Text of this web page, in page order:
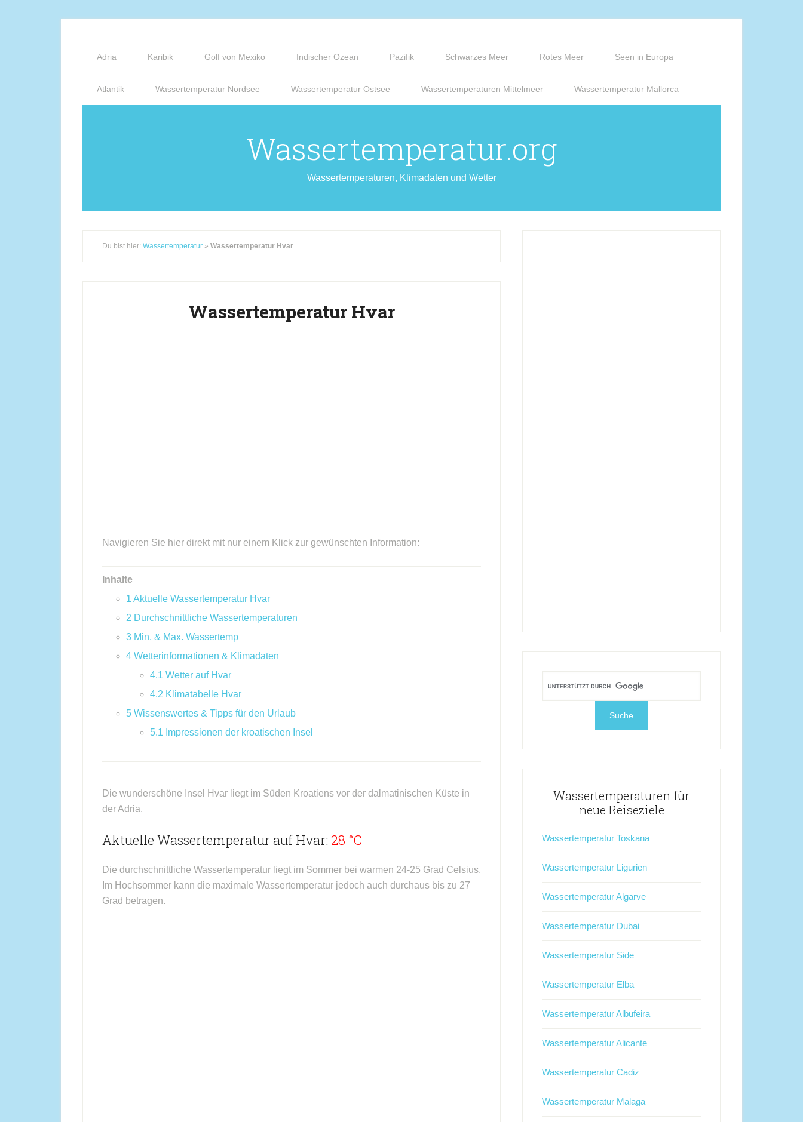
Adria Karibik Golf von Mexiko Indischer Ozean Pazifik Schwarzes Meer Rotes Meer Seen in Europa
Atlantik Wassertemperatur Nordsee Wassertemperatur Ostsee Wassertemperaturen Mittelmeer Wassertemperatur Mallorca
Wassertemperatur.org
Wassertemperaturen, Klimadaten und Wetter
Du bist hier: Wassertemperatur » Wassertemperatur Hvar
Wassertemperatur Hvar
Navigieren Sie hier direkt mit nur einem Klick zur gewünschten Information:
Inhalte
1 Aktuelle Wassertemperatur Hvar
2 Durchschnittliche Wassertemperaturen
3 Min. & Max. Wassertemp
4 Wetterinformationen & Klimadaten
4.1 Wetter auf Hvar
4.2 Klimatabelle Hvar
5 Wissenswertes & Tipps für den Urlaub
5.1 Impressionen der kroatischen Insel
Die wunderschöne Insel Hvar liegt im Süden Kroatiens vor der dalmatinischen Küste in
der Adria.
Aktuelle Wassertemperatur auf Hvar: 28 °C
Die durchschnittliche Wassertemperatur liegt im Sommer bei warmen 24-25 Grad Celsius.
Im Hochsommer kann die maximale Wassertemperatur jedoch auch durchaus bis zu 27
Grad betragen.
Wassertemperaturen für
neue Reiseziele
Wassertemperatur Toskana
Wassertemperatur Ligurien
Wassertemperatur Algarve
Wassertemperatur Dubai
Wassertemperatur Side
Wassertemperatur Elba
Wassertemperatur Albufeira
Wassertemperatur Alicante
Wassertemperatur Cadiz
Wassertemperatur Malaga